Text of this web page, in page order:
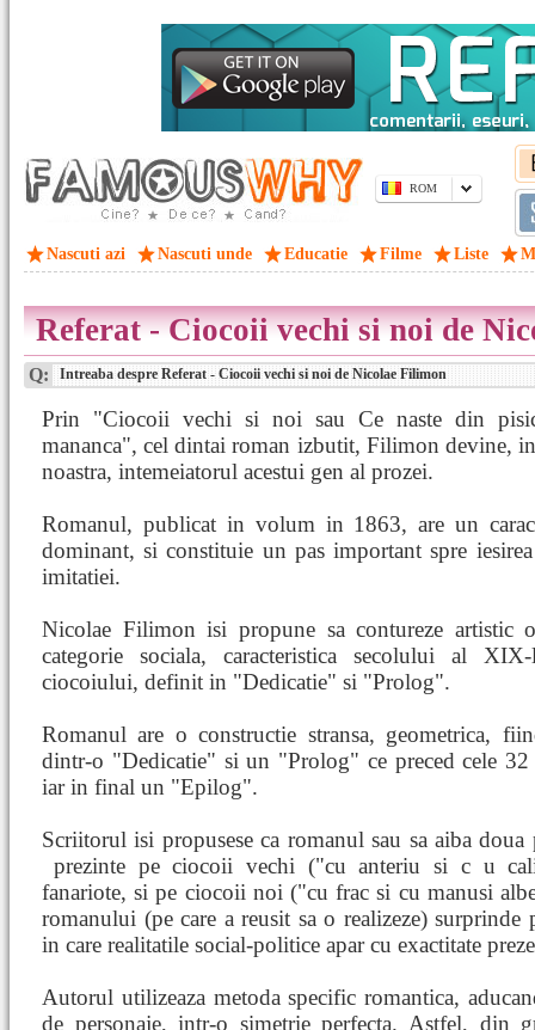
ROM
Nascuti azi Nascuti unde Educatie Filme Liste
Referat - Ciocoii vechi si noi de
Q: Intreaba despre Referat - Ciocoii vechi si noi de Nicolae Filimon
Prin "Ciocoii vechi si noi sau Ce naste din
mananca", cel dintai roman izbutit, Filimon devine,
noastra, intemeiatorul acestui gen al prozei.
Romanul, publicat in volum in 1863, are un
dominant, si constituie un pas important spre
imitatiei.
Nicolae Filimon isi propune sa contureze artistic
categorie sociala, caracteristica secolului al
ciocoiului, definit in "Dedicatie" si "Prolog".
Romanul are o constructie stransa, geometrica,
dintr-o "Dedicatie" si un "Prolog" ce preced cele
iar in final un "Epilog".
Scriitorul isi propusese ca romanul sau sa aiba
prezinte pe ciocoii vechi ("cu anteriu si c u
fanariote, si pe ciocoii noi ("cu frac si cu manusi
romanului (pe care a reusit sa o realizeze)
in care realitatile social-politice apar cu exactitate
Autorul utilizeaza metoda specific romantica,
de personaje, intr-o simetrie perfecta. Astfel, din